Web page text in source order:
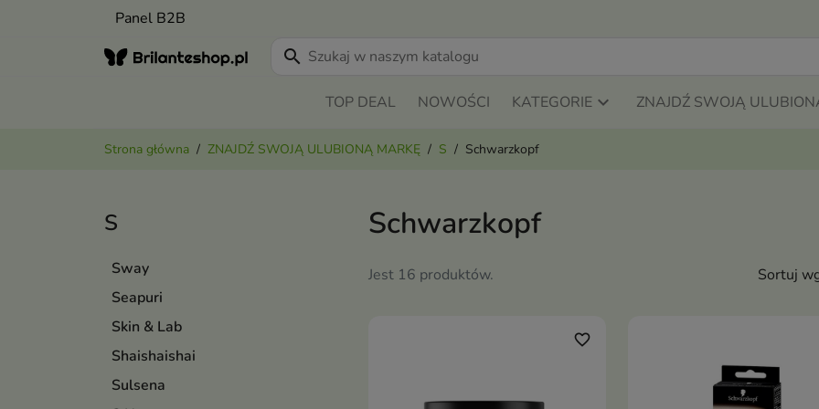
Panel B2B
search
TOP DEAL NOWOŚCI KATEGORIE ZNAJDŹ SWOJĄ
Strona główna ZNAJDŹ SWOJĄ ULUBIONĄ MARKĘ S Schwarzkopf
S
Sway
Seapuri
Skin & Lab
Shaishaishai
Sulsena
Schwarzkopf
Jest 16 produktów. Sortuj
favorite_border